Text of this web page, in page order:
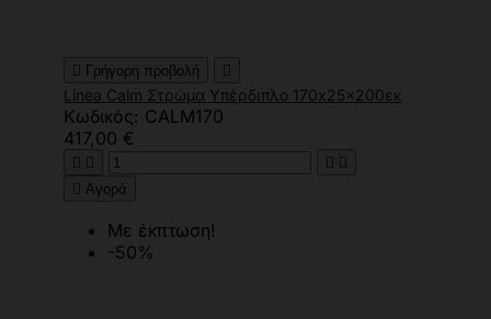
 Γρήγορη προβολή 
Linea Calm Στρώμα Υπέρδιπλο 170x25x200εκ
Κωδικός: CALM170
417,00 €
   
 Αγορά
Με έκπτωση!
-50%